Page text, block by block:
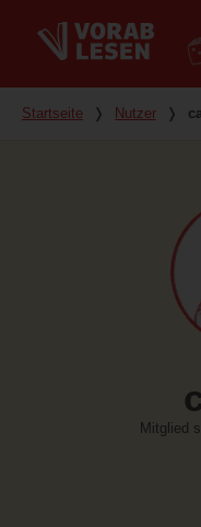
Du bist hier
Startseite ❭ Nutzer ❭
Mitglied